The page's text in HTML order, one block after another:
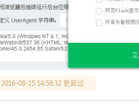
2016-08-15 14:58:32 更新过